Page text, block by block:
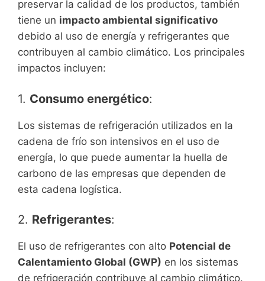
preservar la calidad de los productos, también
tiene un impacto ambiental significativo
debido al uso de energía y refrigerantes que
contribuyen al cambio climático. Los principales
impactos incluyen:
1. Consumo energético:
Los sistemas de refrigeración utilizados en la
cadena de frío son intensivos en el uso de
energía, lo que puede aumentar la huella de
carbono de las empresas que dependen de
esta cadena logística.
2. Refrigerantes:
El uso de refrigerantes con alto Potencial de
Calentamiento Global (GWP) en los sistemas
de refrigeración contribuye al cambio climático.